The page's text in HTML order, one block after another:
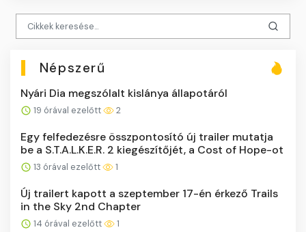
Népszerű
Nyári Dia megszólalt kislánya állapotáról
19 órával ezelőtt 2
Egy felfedezésre összpontosító új trailer mutatja
be a S.T.A.L.K.E.R. 2 kiegészítőjét, a Cost of Hope-ot
13 órával ezelőtt 1
Új trailert kapott a szeptember 17-én érkező Trails
in the Sky 2nd Chapter
14 órával ezelőtt 1